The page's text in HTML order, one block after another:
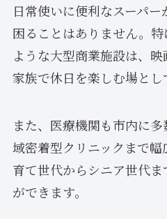
日常使いに便利なスーパ
困ることはありません。特
ような大型商業施設は、映
家族で休日を楽しむ場とし
また、医療機関も市内に
域密着型クリニックまで
育て世代からシニア世代
ができます。